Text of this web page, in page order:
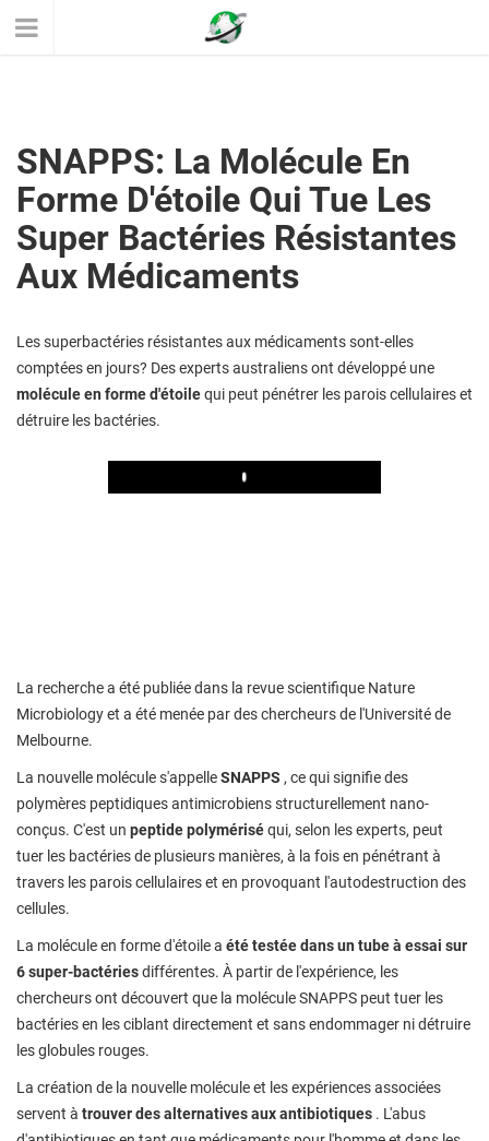
SNAPPS: La Molécule En
Forme D'étoile Qui Tue Les
Super Bactéries Résistantes
Aux Médicaments
Les superbactéries résistantes aux médicaments sont-elles
comptées en jours? Des experts australiens ont développé une
molécule en forme d'étoilequi peut pénétrer les parois cellulaires et
détruire les bactéries.
Play
La recherche a été publiée dans la revue scientifique Nature
Microbiology et a été menée par des chercheurs de l'Université de
Melbourne.
La nouvelle molécule s'appelleSNAPPS , ce qui signifie des
polymères peptidiques antimicrobiens structurellement nano-
conçus. C'est un peptide polymériséqui, selon les experts, peut
tuer les bactéries de plusieurs manières, à la fois en pénétrant à
travers les parois cellulaires et en provoquant l'autodestruction des
cellules.
La molécule en forme d'étoile a été testée dans un tube à essai sur
6 super-bactériesdifférentes. À partir de l'expérience, les
chercheurs ont découvert que la molécule SNAPPS peut tuer les
bactéries en les ciblant directement et sans endommager ni détruire
les globules rouges.
La création de la nouvelle molécule et les expériences associées
servent à trouver des alternatives aux antibiotiques . L'abus